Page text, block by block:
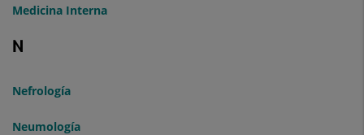
Medicina Interna
N
Nefrología
Neumología